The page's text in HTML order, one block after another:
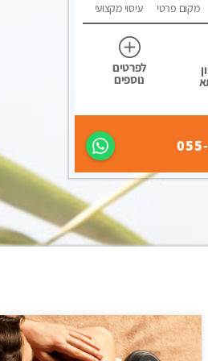
מקום פרטי עיסוי מקצועי
לפרטים
נוספים